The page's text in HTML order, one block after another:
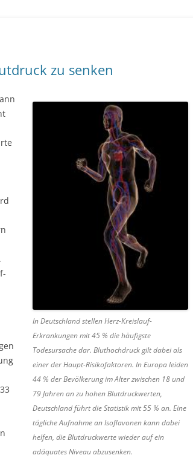
zu senken
In Deutschland stellen Herz-Kreislauf-
Erkrankungen mit 45 % die häufigste
Todesursache dar. Bluthochdruck gilt dabei als
einer der Haupt-Risikofaktoren. In Europa leiden
44 % der Bevölkerung im Alter zwischen 18 und
79 Jahren an zu hohen Blutdruckwerten,
Deutschland führt die Statistik mit 55 % an. Eine
tägliche Aufnahme an Isoflavonen kann dabei
helfen, die Blutdruckwerte wieder auf ein
adäquates Niveau abzusenken.